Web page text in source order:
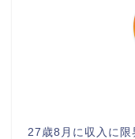
27歳8月に収入に限